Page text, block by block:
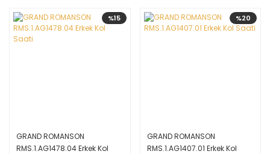
%15
GRAND ROMANSON
RMS.1.AG1478.04 Erkek Kol
%20
GRAND ROMANSON
RMS.1.AG1407.01 Erkek Kol